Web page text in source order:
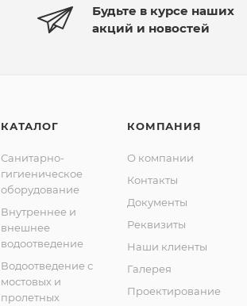
Будьте в курсе наших
акций и новостей
КАТАЛОГ
Санитарно-
гигиеническое
оборудование
Внутреннее и
внешнее
водоотведение
Водоотведение с
мостовых и
пролетных
КОМПАНИЯ
О компании
Контакты
Документы
Реквизиты
Наши клиенты
Галерея
Проектирование